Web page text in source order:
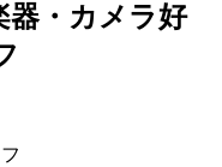
器・カメラ好